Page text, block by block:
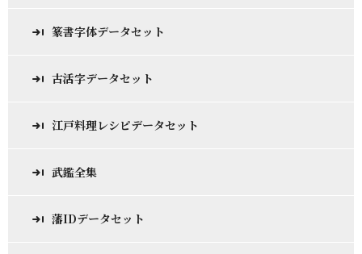
篆書字体データセット
古活字データセット
江戸料理レシピデータセット
武鑑全集
藩IDデータセット